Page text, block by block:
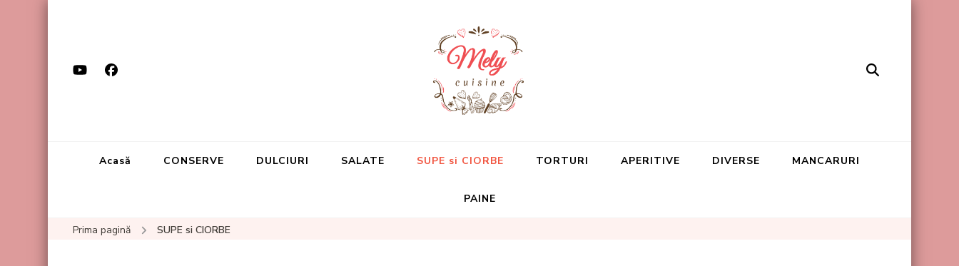
Acasă CONSERVE DULCIURI SALATE SUPE si CIORBE TORTURI APERITIVE DIVERSE MANCARURI
PAINE
Prima pagină SUPE si CIORBE